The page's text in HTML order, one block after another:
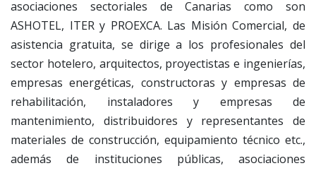
asociaciones sectoriales de Canarias como son
ASHOTEL, ITER y PROEXCA. Las Misión Comercial, de
asistencia gratuita, se dirige a los profesionales del
sector hotelero, arquitectos, proyectistas e ingenierías,
empresas energéticas, constructoras y empresas de
rehabilitación, instaladores y empresas de
mantenimiento, distribuidores y representantes de
materiales de construcción, equipamiento técnico etc.,
además de instituciones públicas, asociaciones